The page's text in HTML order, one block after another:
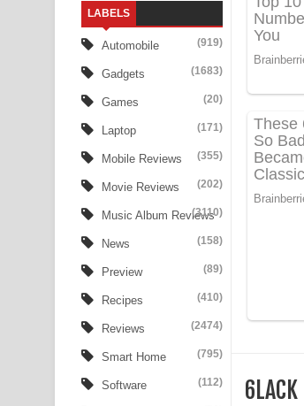
Benthara Palame Song
Sanda Babalena Song Lyrics
Adare Wadi Nisa Song
UNUHUMA Song Lyrics -
Katakara Song Lyrics - කටකාර
Tharu Yaye Dilena Song
Ow Man Sosa Song Lyrics -
Aye Lanweela Song Lyrics -
Ala purannata Song Lyrics -
FEVER DREAM Lyrics - Alex
LABELS
Automobile (919)
Gadgets (1683)
Games (20)
Laptop (171)
Mobile Reviews (355)
Movie Reviews (202)
Music Album Reviews
(3110)
News (158)
Preview (89)
Recipes (410)
Reviews (2474)
Smart Home (795)
Software (112)